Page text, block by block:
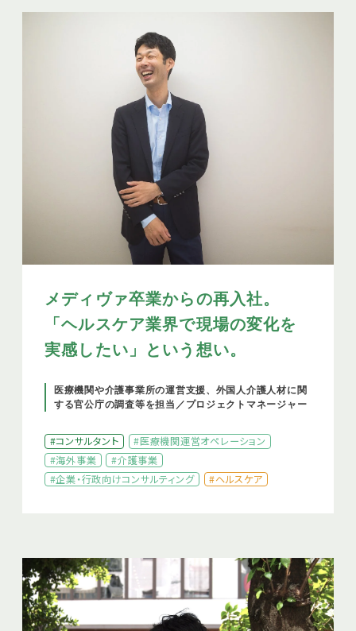
メディヴァ卒業からの再入社。
「ヘルスケア業界で現場の変化を
実感したい」という想い。
医療機関や介護事業所の運営支援、外国人介護人材に関
する官公庁の調査等を担当／プロジェクトマネージャー
#コンサルタント
#医療機関運営オペレーション
#海外事業
#介護事業
#企業・行政向けコンサルティング
#ヘルスケア